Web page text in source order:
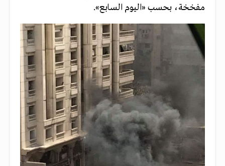
مفخخة، بحسب «اليوم السابع».